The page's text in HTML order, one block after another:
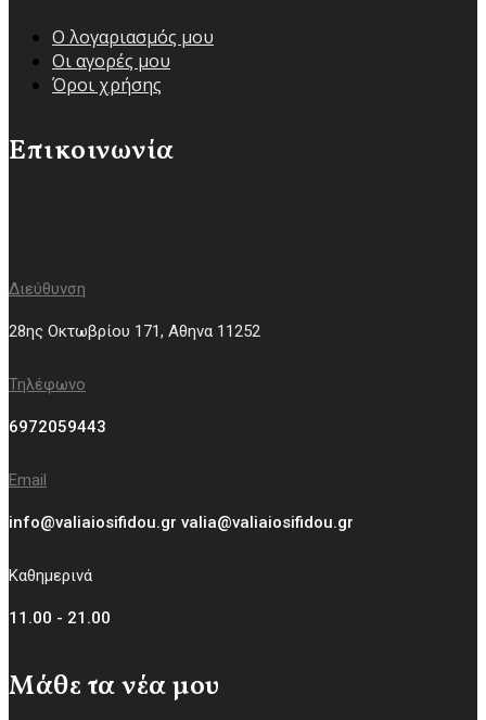
Ο λογαριασμός μου
Οι αγορές μου
Όροι χρήσης
Επικοινωνία
Διεύθυνση
28ης Οκτωβρίου 171, Aθηνα 11252
Τηλέφωνο
6972059443
Email
info@valiaiosifidou.gr valia@valiaiosifidou.gr
Καθημερινά
11.00 - 21.00
Μάθε τα νέα μου